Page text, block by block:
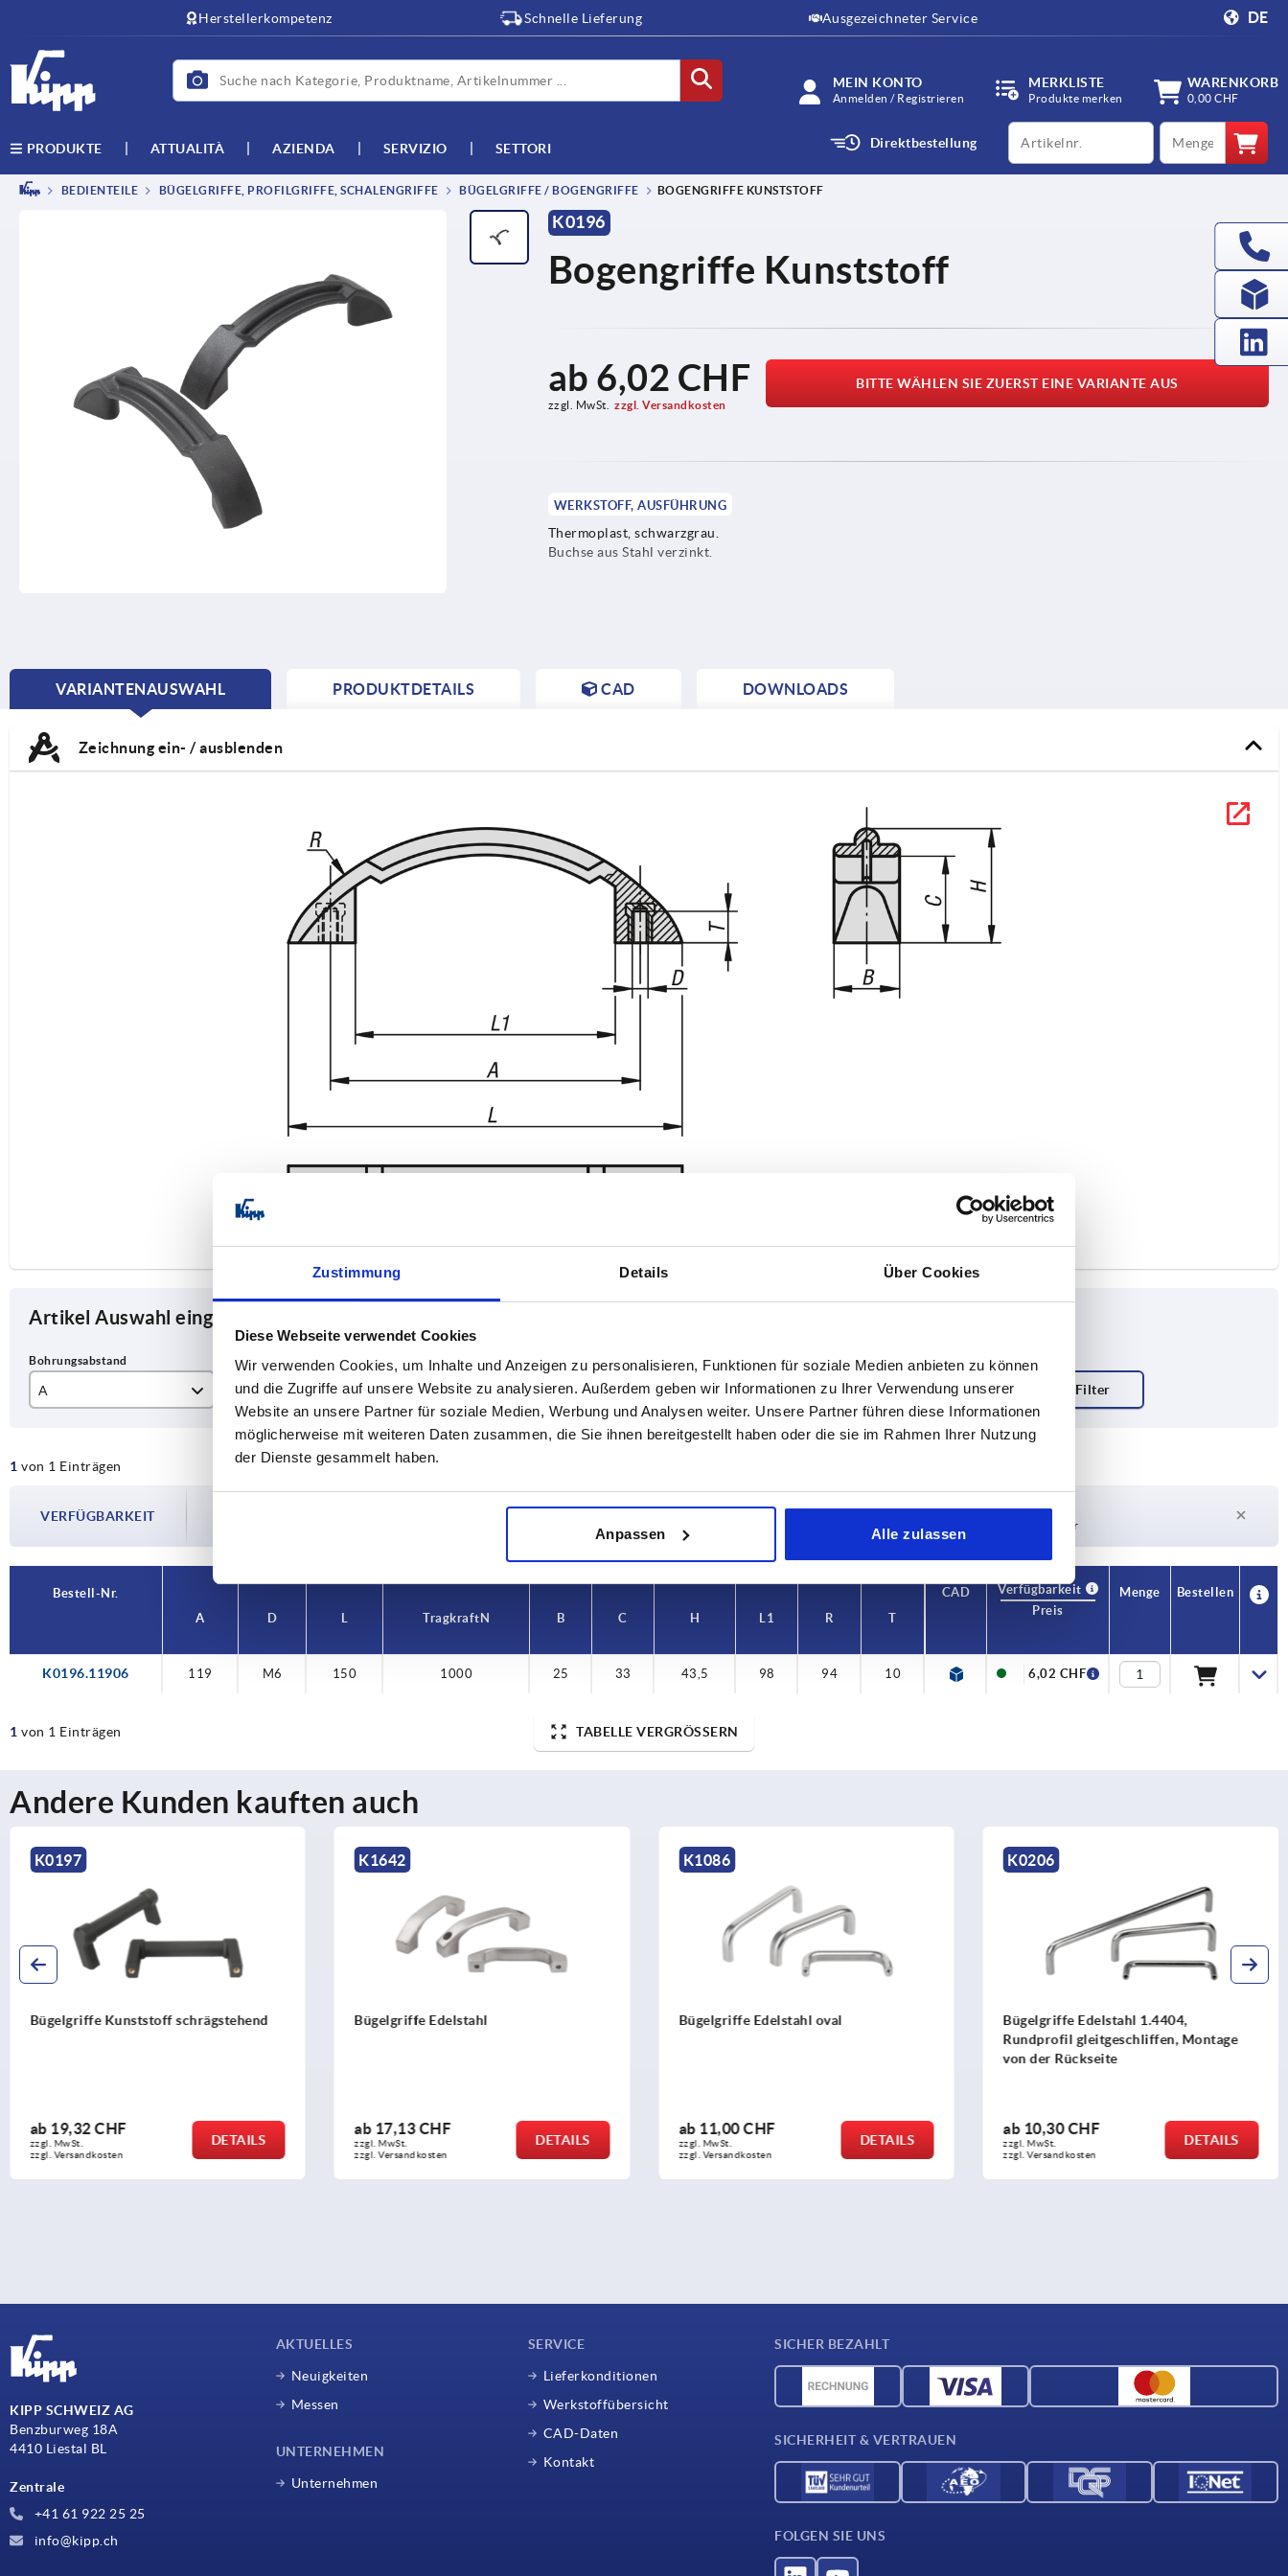
Zustimmung Details Über Cookies
Diese Webseite verwendet Cookies
Wir verwenden Cookies, um Inhalte und Anzeigen zu personalisieren, Funktionen für soziale Medien anbieten zu können
und die Zugriffe auf unsere Website zu analysieren. Außerdem geben wir Informationen zu Ihrer Verwendung unserer
Website an unsere Partner für soziale Medien, Werbung und Analysen weiter. Unsere Partner führen diese Informationen
möglicherweise mit weiteren Daten zusammen, die Sie ihnen bereitgestellt haben oder die sie im Rahmen Ihrer Nutzung
der Dienste gesammelt haben.
Anpassen Alle zulassen
Herstellerkompetenz Schnelle Lieferung Ausgezeichneter Service DE
MEIN KONTO
Anmelden / Registrieren
MERKLISTE
Produkte merken
WARENKORB
0,00 CHF
PRODUKTE ATTUALITÀ AZIENDA SERVIZIO SETTORI Direktbestellung
productCode qty
BEDIENTEILE BÜGELGRIFFE, PROFILGRIFFE, SCHALENGRIFFE BÜGELGRIFFE / BOGENGRIFFE BOGENGRIFFE KUNSTSTOFF
K0196
Bogengriffe Kunststoff
ab 6,02 CHF
zzgl. MwSt. zzgl. Versandkosten
BITTE WÄHLEN SIE ZUERST EINE VARIANTE AUS
WERKSTOFF, AUSFÜHRUNG
Thermoplast, schwarzgrau.
Buchse aus Stahl verzinkt.
VARIANTENAUSWAHL
CURRENT
PRODUKTDETAILS CAD DOWNLOADS
Zeichnung ein- / ausblenden
Artikel Auswahl eingrenzen
A
M6
L
150
Tragkraft N
1000
B
25
1 von 1 Einträgen
VERFÜGBARKEIT
Die Verfügbarkeiten werden in regelmäßigen Abständen mehrmals täglich aktualisiert.
1-3 Tage
Lieferzeit auf Anfrage
Derzeit nicht auf Lager
Bestell-Nr.
A
D L Tragkraft N B C H L1 R T
CAD
Verfügbarkeit
Preis
Menge Bestellen
K0196.11906 119 M6 150 1000 25 33 43,5 98 94 10 6,02 CHF
1 von 1 Einträgen TABELLE VERGRÖSSERN
Andere Kunden kauften auch
K1642
Bügelgriffe Edelstahl
ab17,13 CHF
zzgl. MwSt.
zzgl. Versandkosten
DETAILS
K1086
Bügelgriffe Edelstahl oval
ab11,00 CHF
zzgl. MwSt.
zzgl. Versandkosten
DETAILS
K0206
Bügelgriffe Edelstahl 1.4404,
ab10,30 CHF
zzgl. MwSt.
zzgl. Versandkosten
DETAILS
K0203
Bügelgriffe Stahl rund mit Griffsteg mit
Kunststoffüberzug
ab15,44 CHF
zzgl. MwSt.
zzgl. Versandkosten
DETAILS
KIPP SCHWEIZ AG
Benzburweg 18A
4410 Liestal BL
Zentrale
+41 61 922 25 25
info@kipp.ch
AKTUELLES
Neuigkeiten
Messen
UNTERNEHMEN
Unternehmen
SERVICE
Lieferkonditionen
Werkstoffübersicht
CAD-Daten
Kontakt
SICHER BEZAHLT
SICHERHEIT & VERTRAUEN
FOLGEN SIE UNS